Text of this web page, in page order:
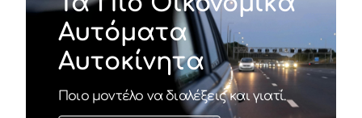
Αυτόματα
Αυτοκίνητα
Ποιο μοντέλο να διαλέξεις και γιατί.